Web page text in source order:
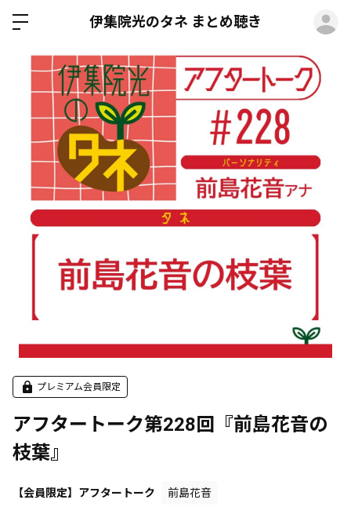
伊集院光のタネ まとめ聴き
プレミアム会員限定
アフタートーク第228回『前島花音の
枝葉』
【会員限定】アフタートーク 前島花音